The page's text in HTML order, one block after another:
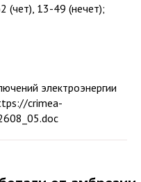
(чет), 13-49 (нечет);
электроэнергии
crimea-